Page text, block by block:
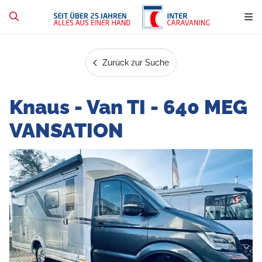
Zurück zur Suche
Knaus - Van TI - 640 MEG
VANSATION